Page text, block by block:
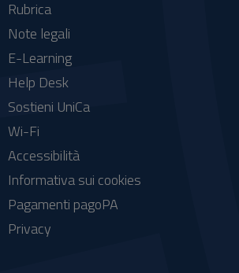
Rubrica
Note legali
E-Learning
Help Desk
Sostieni UniCa
Wi-Fi
Accessibilità
Informativa sui cookies
Pagamenti pagoPA
Privacy